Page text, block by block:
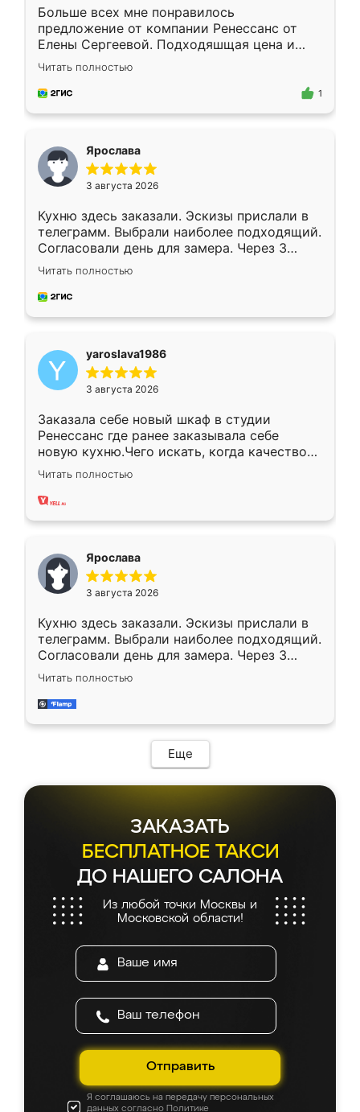
Больше всех мне понравилось
предложение от компании Ренессанс от
Елены Сергеевой. Подходяшщая цена и
короткие сроки изготовления. Приехавший
для замера сотрудник Владислав
предложил по моему эскизу самый
Читать полностью
1
Ярослава
3 августа 2026
Кухню здесь заказали. Эскизы прислали в
телеграмм. Выбрали наиболее подходящий.
Согласовали день для замера. Через 3
недели кухня была уже готова. Остались
довольны работой. Спасибо Ренессанс
мебель за качественную работу!
Читать полностью
yaroslava1986
3 августа 2026
Заказала себе новый шкаф в студии
Ренессанс где ранее заказывала себе
новую кухню.Чего искать, когда качеством
вполне довольна. Служит кухня уже почти
два года, нареканий нет.
Читать полностью
Ярослава
3 августа 2026
Кухню здесь заказали. Эскизы прислали в
телеграмм. Выбрали наиболее подходящий.
Согласовали день для замера. Через 3
недели кухня была уже готова. Остались
довольны работой. Спасибо Ренессанс
мебель за качественную работу!
Читать полностью
Еще
ЗАКАЗАТЬ
БЕСПЛАТНОЕ ТАКСИ
ДО НАШЕГО САЛОНА
Из любой точки Москвы и
Московской области!
Отправить
Я соглашаюсь на передачу персональных
данных согласно Политике